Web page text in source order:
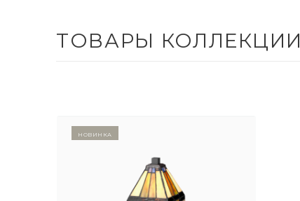
ТОВАРЫ КОЛЛЕКЦИИ
Новинка